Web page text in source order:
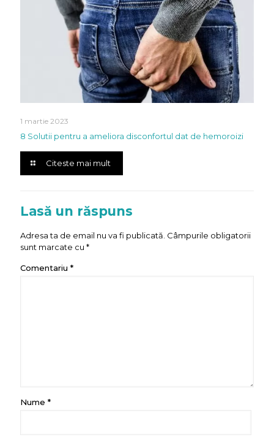
1 martie 2023
8 Solutii pentru a ameliora disconfortul dat de hemoroizi
Citeste mai mult
Lasă un răspuns
Adresa ta de email nu va fi publicată. Câmpurile obligatorii
sunt marcate cu *
Comentariu *
Nume *